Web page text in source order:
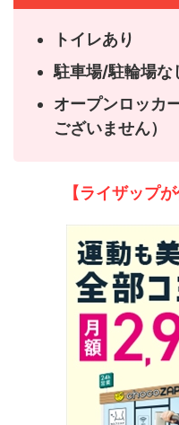
トイレあり
駐車場/駐輪場な
オープンロッカ
ございません）
【ライザップが